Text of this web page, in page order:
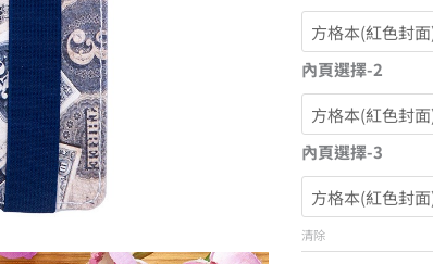
內頁選擇-2
內頁選擇-3
清除